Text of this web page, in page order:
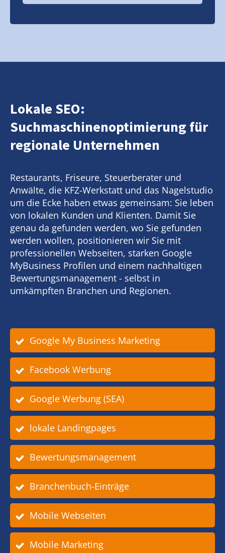
Lokale SEO:
Suchmaschinenoptimierung für
regionale Unternehmen
Restaurants, Friseure, Steuerberater und
Anwälte, die KFZ-Werkstatt und das Nagelstudio
um die Ecke haben etwas gemeinsam: Sie leben
von lokalen Kunden und Klienten. Damit Sie
genau da gefunden werden, wo Sie gefunden
werden wollen, positionieren wir Sie mit
professionellen Webseiten, starken Google
MyBusiness Profilen und einem nachhaltigen
Bewertungsmanagement - selbst in
umkämpften Branchen und Regionen.
Google My Business Marketing
Facebook Werbung
Google Werbung (SEA)
lokale Landingpages
Bewertungsmanagement
Branchenbuch-Einträge
Mobile Webseiten
Mobile Marketing